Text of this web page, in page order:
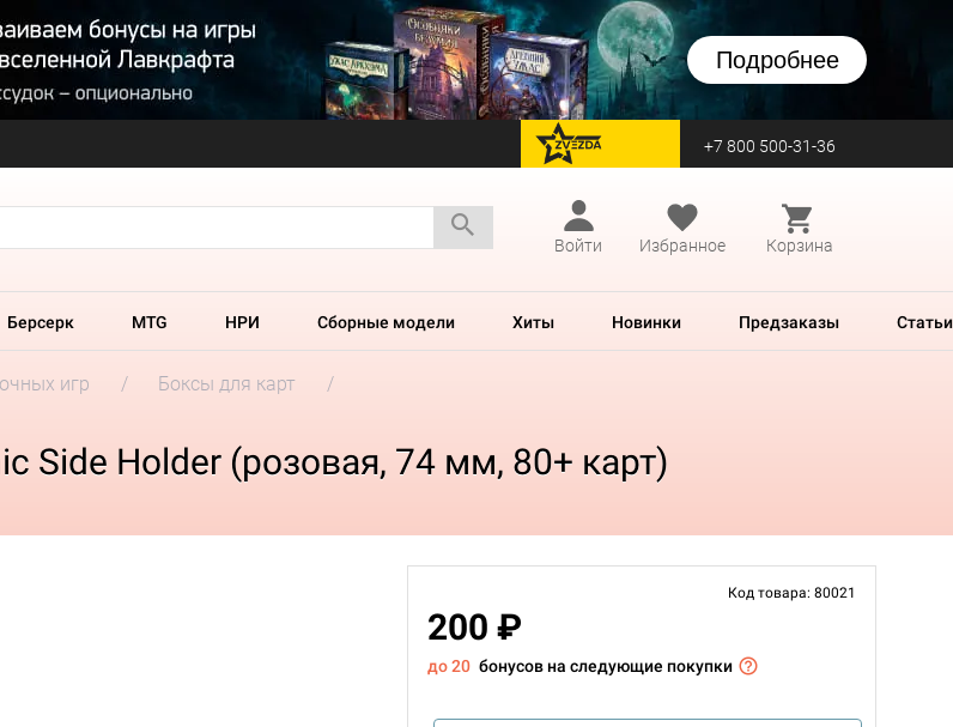
Подробнее
перейти на Zvezda +7 800 500-31-36
Войти
Избранное Корзина
Берсерк MTG НРИ Сборные модели Хиты Новинки Предзаказы Статьи
игр
Боксы для карт
Side Holder (розовая, 74 мм, 80+ карт)
Код товара: 80021
200 ₽
до 20 бонусов на следующие покупки